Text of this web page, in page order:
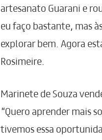
artesanato Guarani e
eu faço bastante, mas
explorar bem. Agora
Rosimeire.
Marinete de Souza
“Quero aprender mais
tivemos essa